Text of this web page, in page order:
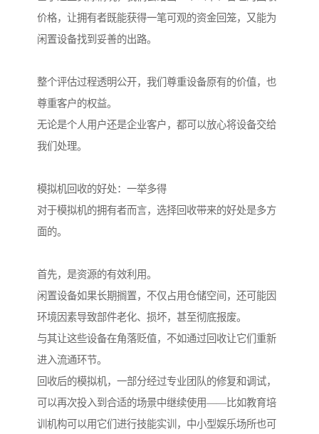
价格，让拥有者既能获得一笔可观的资金回笼，又能为
闲置设备找到妥善的出路。
整个评估过程透明公开，我们尊重设备原有的价值，也
尊重客户的权益。
无论是个人用户还是企业客户，都可以放心将设备交给
我们处理。
模拟机回收的好处：一举多得
对于模拟机的拥有者而言，选择回收带来的好处是多方
面的。
首先，是资源的有效利用。
闲置设备如果长期搁置，不仅占用仓储空间，还可能因
环境因素导致部件老化、损坏，甚至彻底报废。
与其让这些设备在角落贬值，不如通过回收让它们重新
进入流通环节。
回收后的模拟机，一部分经过专业团队的修复和调试，
可以再次投入到合适的场景中继续使用——比如教育培
训机构可以用它们进行技能实训，中小型娱乐场所也可